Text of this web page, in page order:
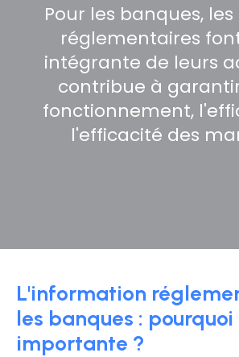
Pour les banques,
réglementaires
intégrante de leurs
contribue à
fonctionnement,
l'efficacité des
L'information
les banques :
importante ?